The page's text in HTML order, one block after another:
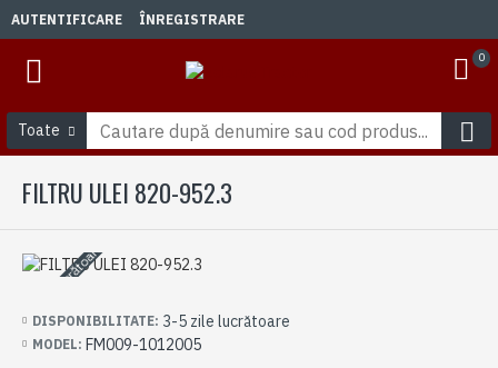
AUTENTIFICARE ÎNREGISTRARE
0
Toate
FILTRU ULEI 820-952.3
3-5 zile lucrătoare
DISPONIBILITATE: 3-5 zile lucrătoare
MODEL: FM009-1012005